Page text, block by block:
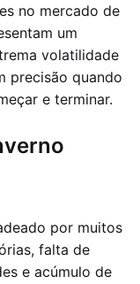
no mercado de
um
volatilidade
precisão quando
e terminar.
por muitos
falta de
e acúmulo de